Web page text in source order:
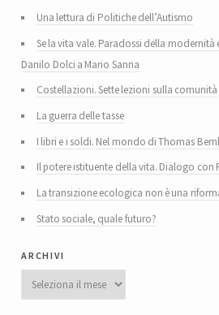
Una lettura di Politiche dell’Autismo
Se la vita vale. Paradossi della modernità
Danilo Dolci a Mario Sanna
Costellazioni. Sette lezioni sulla comunità
La guerra delle tasse
I libri e i soldi. Nel mondo di Thomas
Il potere istituente della vita. Dialogo con
La transizione ecologica non è una
Stato sociale, quale futuro?
archivi
Archivi